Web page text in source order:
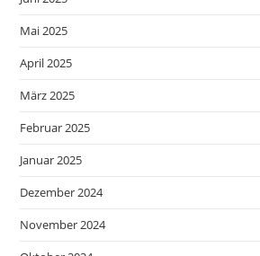
Mai 2025
April 2025
März 2025
Februar 2025
Januar 2025
Dezember 2024
November 2024